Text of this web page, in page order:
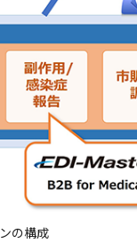
の構成